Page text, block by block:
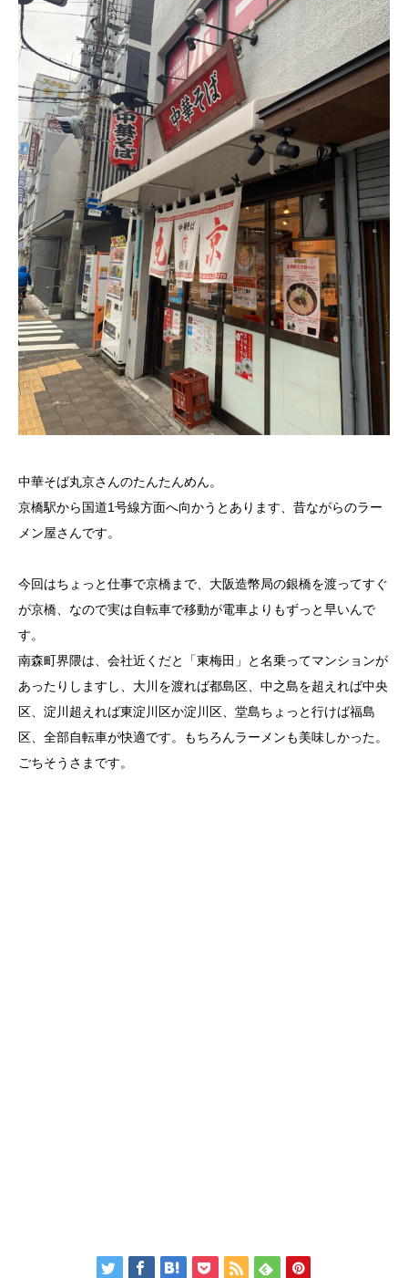
中華そば丸京さんのたんたんめん。
京橋駅から国道1号線方面へ向かうとあります、昔ながらのラー
メン屋さんです。
今回はちょっと仕事で京橋まで、大阪造幣局の銀橋を渡ってすぐ
が京橋、なので実は自転車で移動が電車よりもずっと早いんで
す。
南森町界隈は、会社近くだと「東梅田」と名乗ってマンションが
あったりしますし、大川を渡れば都島区、中之島を超えれば中央
区、淀川超えれば東淀川区か淀川区、堂島ちょっと行けば福島
区、全部自転車が快適です。もちろんラーメンも美味しかった。
ごちそうさまです。